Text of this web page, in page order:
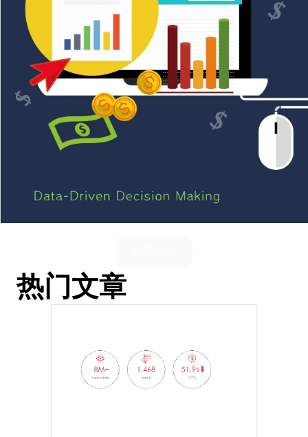
热门文章